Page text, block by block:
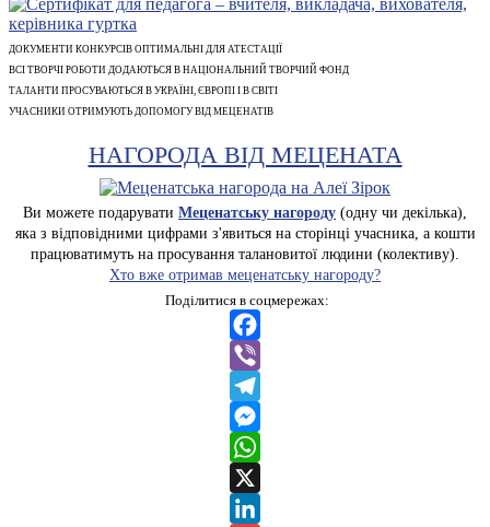
ДОКУМЕНТИ КОНКУРСІВ ОПТИМАЛЬНІ ДЛЯ АТЕСТАЦІЇ
ВСІ ТВОРЧІ РОБОТИ ДОДАЮТЬСЯ В НАЦІОНАЛЬНИЙ ТВОРЧИЙ ФОНД
ТАЛАНТИ ПРОСУВАЮТЬСЯ В УКРАЇНІ, ЄВРОПІ І В СВІТІ
УЧАСНИКИ ОТРИМУЮТЬ ДОПОМОГУ ВІД МЕЦЕНАТІВ
НАГОРОДА ВІД МЕЦЕНАТА
Ви можете подарувати Меценатську нагороду (одну чи декілька),
яка з відповідними цифрами з'явиться на сторінці учасника, а кошти
працюватимуть на просування талановитої людини (колективу).
Хто вже отримав меценатську нагороду?
Поділитися в соцмережах:
Facebook
Viber
Telegram
Messenger
WhatsApp
X